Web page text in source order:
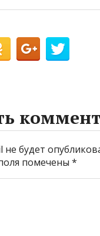
не будет
помечены*